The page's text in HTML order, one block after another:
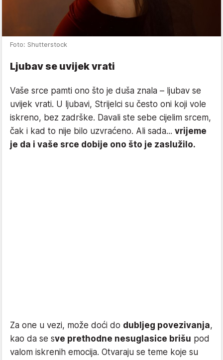
Foto: Shutterstock
Ljubav se uvijek vrati
Vaše srce pamti ono što je duša znala – ljubav se
uvijek vrati. U ljubavi, Strijelci su često oni koji vole
iskreno, bez zadrške. Davali ste sebe cijelim srcem,
čak i kad to nije bilo uzvraćeno. Ali sada... vrijeme
je da i vaše srce dobije ono što je zaslužilo.
Za one u vezi, može doći do dubljeg povezivanja,
kao da se sve prethodne nesuglasice brišu pod
valom iskrenih emocija. Otvaraju se teme koje su